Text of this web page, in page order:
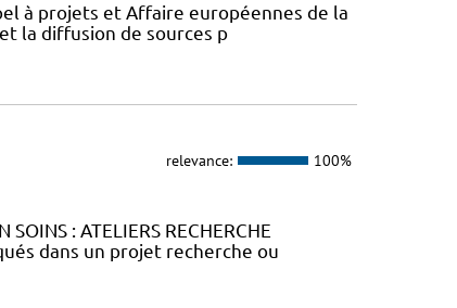
à projets et Affaire européennes de la
la diffusion de sources p
relevance: 100%
: ATELIERS RECHERCHE
dans un projet recherche ou